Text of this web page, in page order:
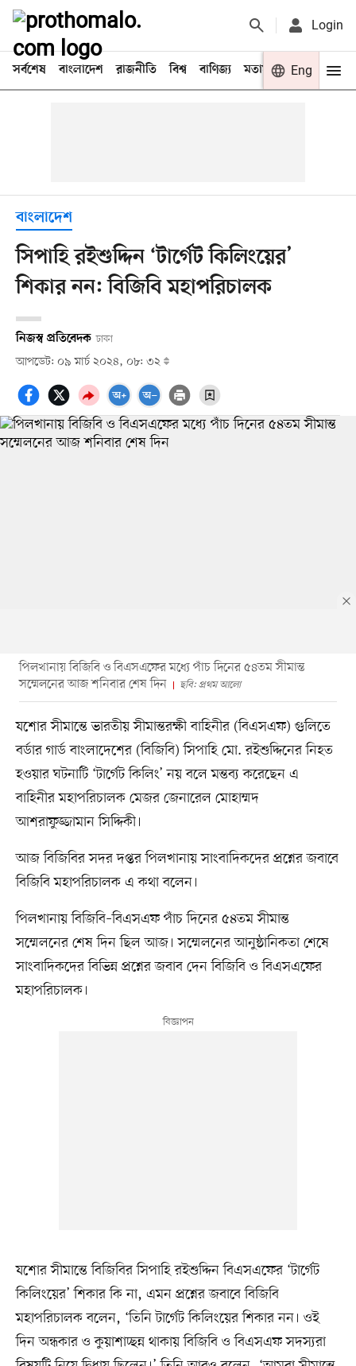
Login
সর্বশেষ বাংলাদেশ রাজনীতি বিশ্ব বাণিজ্য মতামত খেলা
Eng
বাংলাদেশ
সিপাহি রইশুদ্দিন ‘টার্গেট কিলিংয়ের’
শিকার নন: বিজিবি মহাপরিচালক
নিজস্ব প্রতিবেদক ঢাকা
আপডেট: ০৯ মার্চ ২০২৪, ০৮: ৩২
পিলখানায় বিজিবি ও বিএসএফের মধ্যে পাঁচ দিনের ৫৪তম সীমান্ত
সম্মেলনের আজ শনিবার শেষ দিন
ছবি: প্রথম আলো
যশোর সীমান্তে ভারতীয় সীমান্তরক্ষী বাহিনীর (বিএসএফ) গুলিতে
বর্ডার গার্ড বাংলাদেশের (বিজিবি) সিপাহি মো. রইশুদ্দিনের নিহত
হওয়ার ঘটনাটি ‘টার্গেট কিলিং’ নয় বলে মন্তব্য করেছেন এ
বাহিনীর মহাপরিচালক মেজর জেনারেল মোহাম্মদ
আশরাফুজ্জামান সিদ্দিকী।
আজ বিজিবির সদর দপ্তর পিলখানায় সাংবাদিকদের প্রশ্নের জবাবে
বিজিবি মহাপরিচালক এ কথা বলেন।
পিলখানায় বিজিবি–বিএসএফ পাঁচ দিনের ৫৪তম সীমান্ত
সম্মেলনের শেষ দিন ছিল আজ। সম্মেলনের আনুষ্ঠানিকতা শেষে
সাংবাদিকদের বিভিন্ন প্রশ্নের জবাব দেন বিজিবি ও বিএসএফের
মহাপরিচালক।
যশোর সীমান্তে বিজিবির সিপাহি রইশুদ্দিন বিএসএফের ‘টার্গেট
কিলিংয়ের’ শিকার কি না, এমন প্রশ্নের জবাবে বিজিবি
মহাপরিচালক বলেন, ‘তিনি টার্গেট কিলিংয়ের শিকার নন। ওই
দিন অন্ধকার ও কুয়াশাচ্ছন্ন থাকায় বিজিবি ও বিএসএফ সদস্যরা